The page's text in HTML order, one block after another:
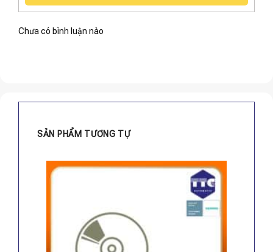
Chưa có bình luận nào
SẢN PHẨM TƯƠNG TỰ